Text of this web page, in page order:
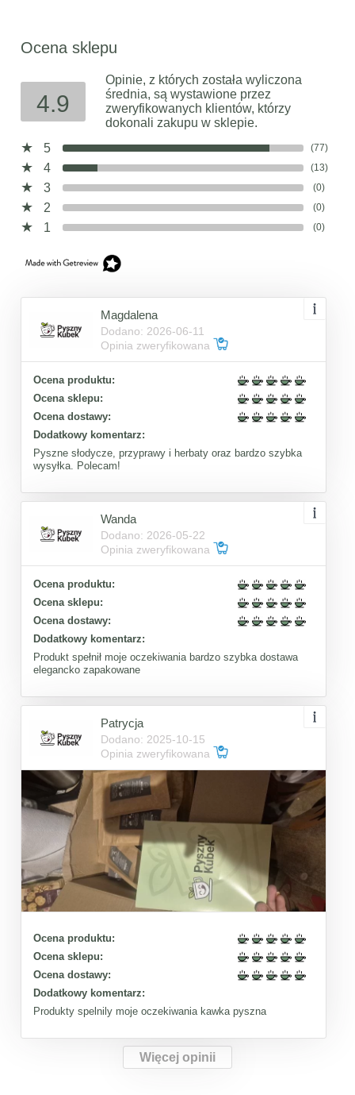
Ocena sklepu
4.9
Opinie, z których została wyliczona
średnia, są wystawione przez
zweryfikowanych klientów, którzy
dokonali zakupu w sklepie.
5
(77)
4 (13)
3 (0)
2 (0)
1 (0)
Magdalena
Dodano: 2026-06-11
Opinia zweryfikowana
Ocena produktu:
Ocena sklepu:
Ocena dostawy:
Dodatkowy komentarz:
Pyszne słodycze, przyprawy i herbaty oraz bardzo szybka
wysyłka. Polecam!
Wanda
Dodano: 2026-05-22
Opinia zweryfikowana
Ocena produktu:
Ocena sklepu:
Ocena dostawy:
Dodatkowy komentarz:
Produkt spełnił moje oczekiwania bardzo szybka dostawa
elegancko zapakowane
Patrycja
Dodano: 2025-10-15
Opinia zweryfikowana
Ocena produktu:
Ocena sklepu:
Ocena dostawy:
Dodatkowy komentarz:
Produkty spelnily moje oczekiwania kawka pyszna
Więcej opinii